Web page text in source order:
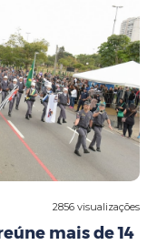
2856 visualizações
mais de 14